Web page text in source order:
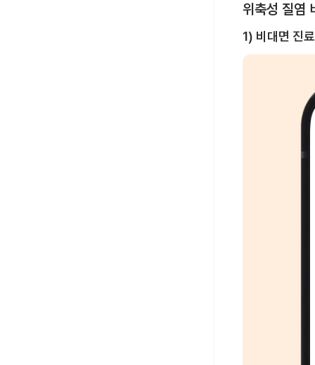
위축성 질염
1) 비대면 진